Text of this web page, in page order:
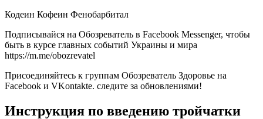
Кодеин Кофеин Фенобарбитал
Подписывайся на Обозреватель в Facebook Messenger, чтобы
быть в курсе главных событий Украины и мира
https://m.me/obozrevatel
Присоединяйтесь к группам Обозреватель Здоровье на
Facebook и VKontakte. следите за обновлениями!
Инструкция по введению тройчатки